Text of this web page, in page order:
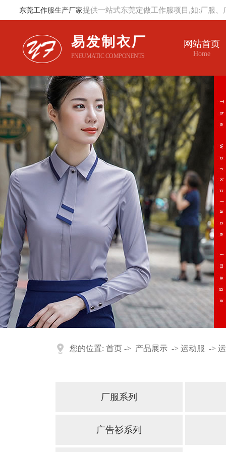
东莞工作服生产厂家提供一站式东莞定做工作服项目,如:厂服
易发制衣厂
PNEUMATIC COMPONENTS
网站首页
Home
您的位置: 首页 -> 产品展示 -> 运动服 ->
厂服系列
广告衫系列